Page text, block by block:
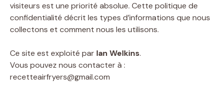
visiteurs est une priorité absolue. Cette politique de
confidentialité décrit les types d’informations que nous
collectons et comment nous les utilisons.
Ce site est exploité par Ian Welkins.
Vous pouvez nous contacter à :
recetteairfryers@gmail.com